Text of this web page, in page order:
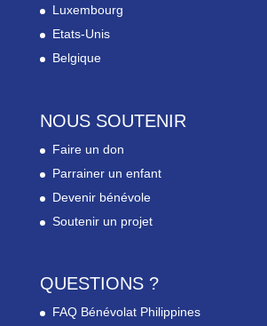
Luxembourg
Etats-Unis
Belgique
NOUS SOUTENIR
Faire un don
Parrainer un enfant
Devenir bénévole
Soutenir un projet
QUESTIONS ?
FAQ Bénévolat Philippines